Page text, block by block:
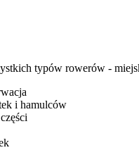
typów rowerów -
i hamulców